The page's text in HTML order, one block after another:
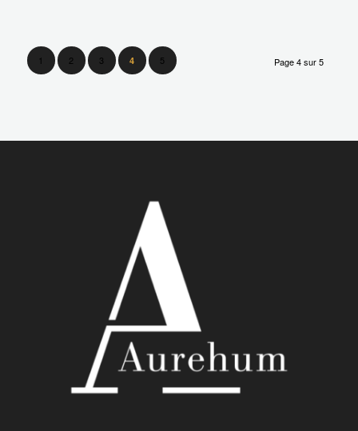
Page 4 sur 5
1 2 3 4 5